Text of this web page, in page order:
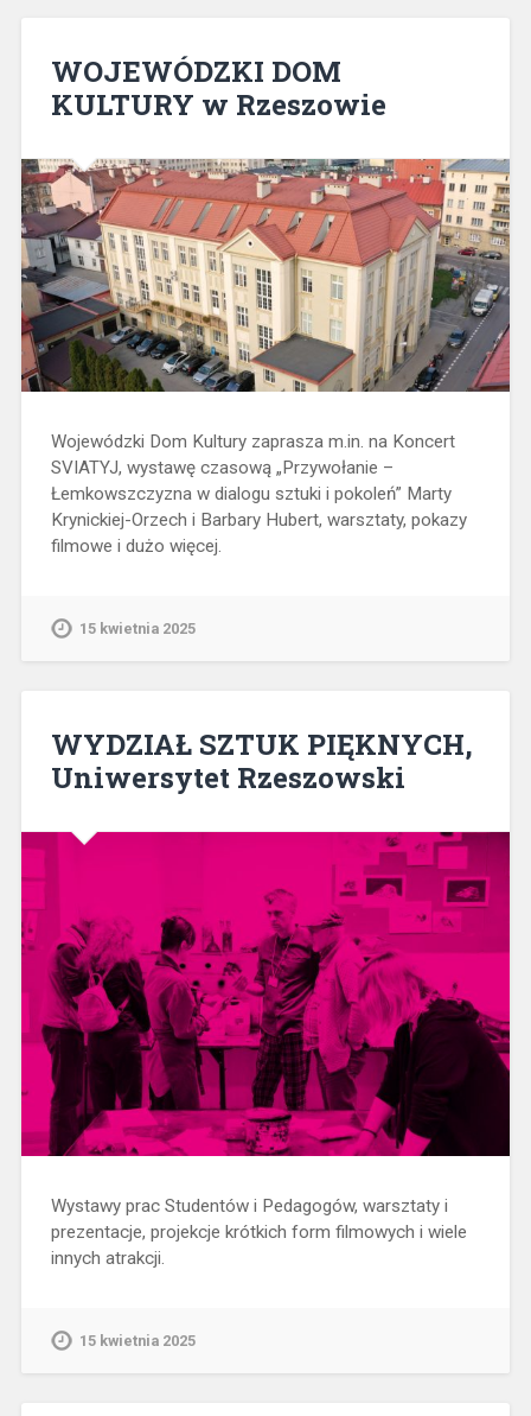
WOJEWÓDZKI DOM
KULTURY w Rzeszowie
Wojewódzki Dom Kultury zaprasza m.in. na Koncert
SVIATYJ, wystawę czasową „Przywołanie –
Łemkowszczyzna w dialogu sztuki i pokoleń” Marty
Krynickiej-Orzech i Barbary Hubert, warsztaty, pokazy
filmowe i dużo więcej.
15 kwietnia 2025
WYDZIAŁ SZTUK PIĘKNYCH,
Uniwersytet Rzeszowski
Wystawy prac Studentów i Pedagogów, warsztaty i
prezentacje, projekcje krótkich form filmowych i wiele
innych atrakcji.
15 kwietnia 2025